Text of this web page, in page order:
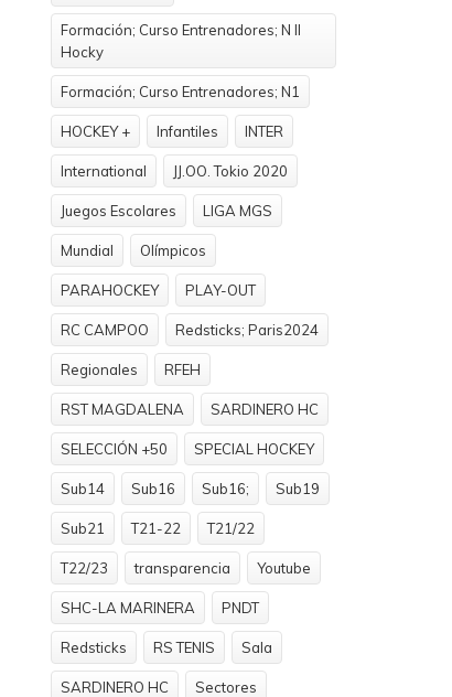
Formación; Curso Entrenadores; N II
Hocky
Formación; Curso Entrenadores; N1
HOCKEY + Infantiles INTER
International JJ.OO. Tokio 2020
Juegos Escolares LIGA MGS
Mundial Olímpicos
PARAHOCKEY PLAY-OUT
RC CAMPOO Redsticks; Paris2024
Regionales RFEH
RST MAGDALENA SARDINERO HC
SELECCIÓN +50 SPECIAL HOCKEY
Sub14 Sub16 Sub16; Sub19
Sub21 T21-22 T21/22
T22/23 transparencia Youtube
SHC-LA MARINERA PNDT
Redsticks RS TENIS Sala
SARDINERO HC Sectores